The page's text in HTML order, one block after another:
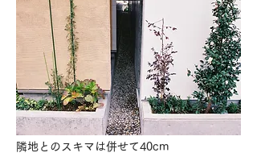
隣地とのスキマは併せて40cm